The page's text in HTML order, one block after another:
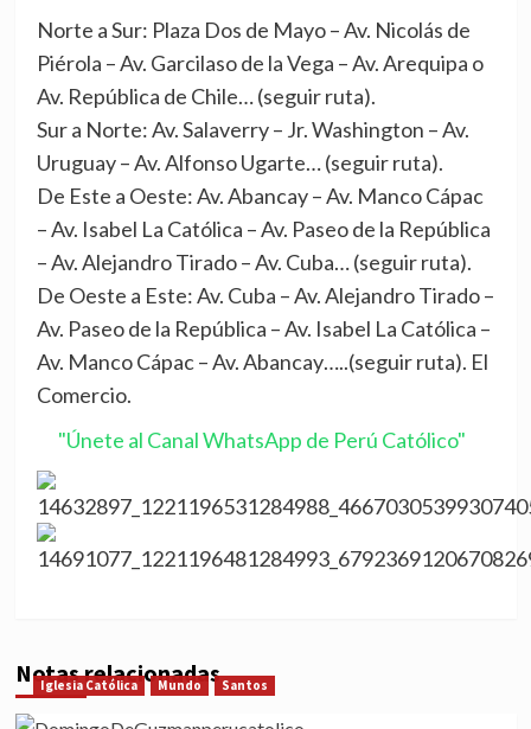
Norte a Sur: Plaza Dos de Mayo – Av. Nicolás de
Piérola – Av. Garcilaso de la Vega – Av. Arequipa o
Av. República de Chile… (seguir ruta).
Sur a Norte: Av. Salaverry – Jr. Washington – Av.
Uruguay – Av. Alfonso Ugarte… (seguir ruta).
De Este a Oeste: Av. Abancay – Av. Manco Cápac
– Av. Isabel La Católica – Av. Paseo de la República
– Av. Alejandro Tirado – Av. Cuba… (seguir ruta).
De Oeste a Este: Av. Cuba – Av. Alejandro Tirado –
Av. Paseo de la República – Av. Isabel La Católica –
Av. Manco Cápac – Av. Abancay…..(seguir ruta). El
Comercio.
"Únete al Canal WhatsApp de Perú Católico"
Notas relacionadas
Iglesia Católica Mundo Santos